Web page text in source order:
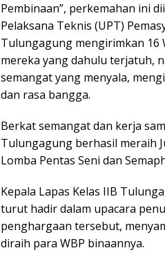
Pembinaan”, perkemahan ini
Pelaksana Teknis (UPT)
Tulungagung mengirimkan 16
mereka yang dahulu terjatuh,
semangat yang menyala,
dan rasa bangga.
Berkat semangat dan kerja
Tulungagung berhasil meraih
Lomba Pentas Seni dan
Kepala Lapas Kelas IIB
turut hadir dalam upacara
penghargaan tersebut,
diraih para WBP binaannya.